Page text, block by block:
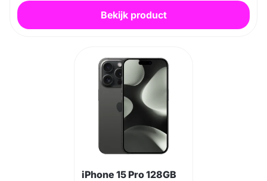
Bekijk product
iPhone 15 Pro 128GB